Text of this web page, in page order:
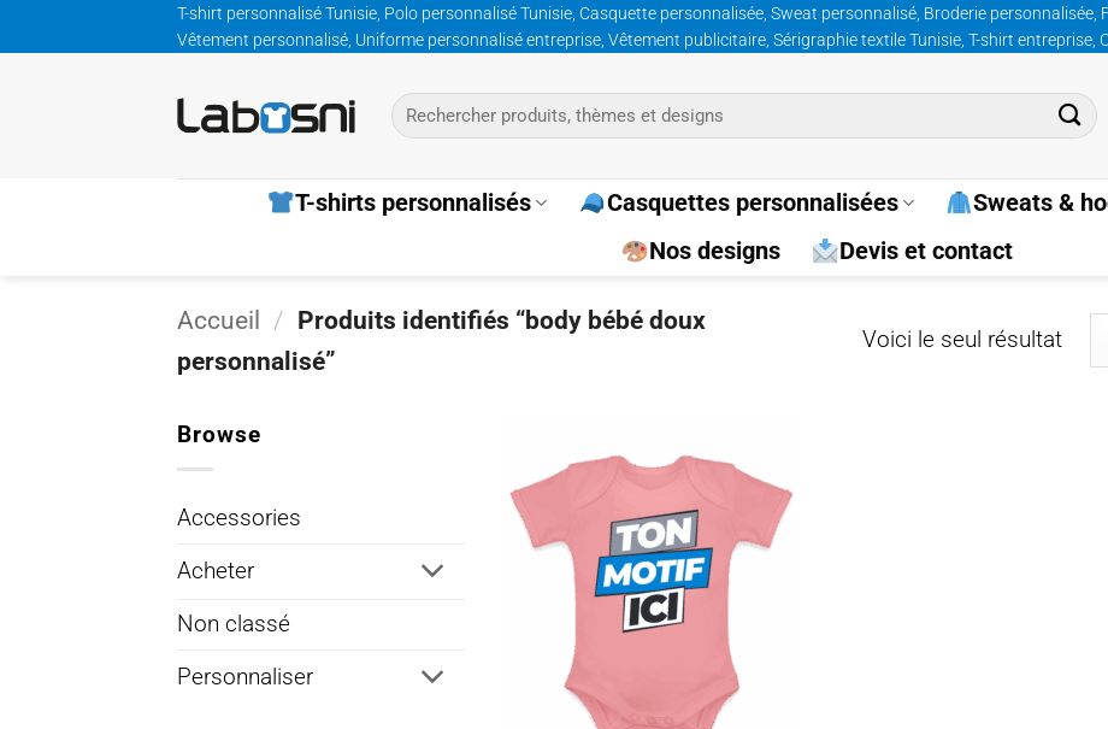
au
T-shirt personnalisé Tunisie, Polo personnalisé Tunisie, Casquette personnalisée, Sweat personnalisé, Broderie personnalisée,
Vêtement personnalisé, Uniforme personnalisé entreprise, Vêtement publicitaire, Sérigraphie textile Tunisie, T-shirt entreprise,
Recherche
pour :
T-shirts personnalisés Casquettes personnalisées
Sweats &
Nos designs
Devis et contact
Accueil / Produits identifiés “body bébé doux
personnalisé”
Voici le seul résultat
Browse
Accessories
Acheter
Non classé
Personnaliser
wishlist